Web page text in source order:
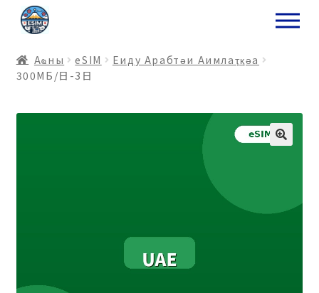
ナ
ビ
ー
シ
コ
ン
ン
ツ
Аҩны еSIM
Еиду Арабтәи Аимлаҭқәа
300МБ/日-3日